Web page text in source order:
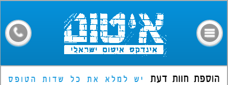
קבלני איטום
חומרים